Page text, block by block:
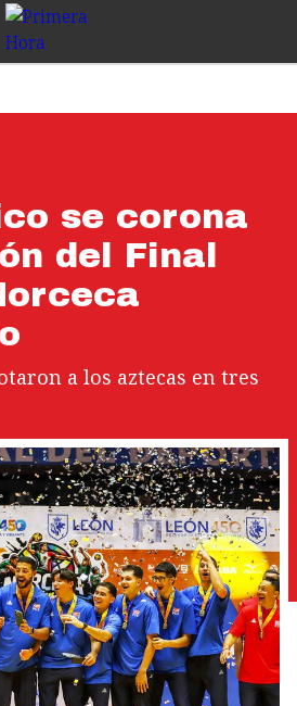
se corona
del Final
a los aztecas en tres